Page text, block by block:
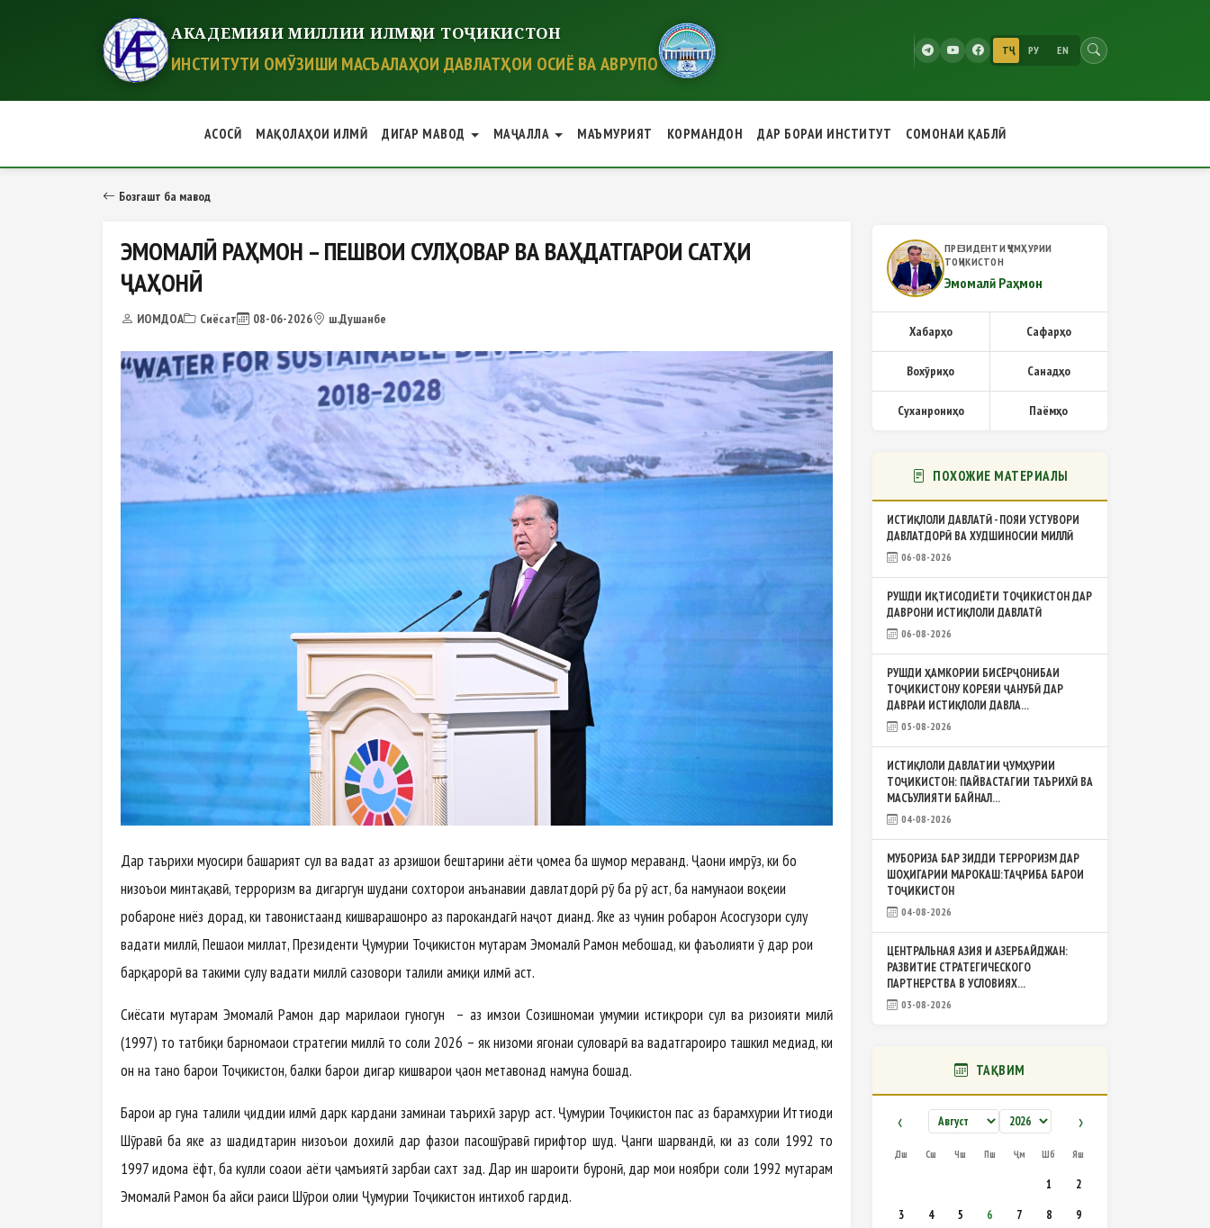
АКАДЕМИЯИ МИЛЛИИ ИЛМҲОИ ТОҶИКИСТОН
ИНСТИТУТИ ОМӮЗИШИ МАСЪАЛАҲОИ ДАВЛАТҲОИ ОСИЁ ВА АВРУПО
ТҶ РУ EN
АСОСӢ МАҚОЛАҲОИ ИЛМӢ ДИГАР МАВОД МАҶАЛЛА МАЪМУРИЯТ КОРМАНДОН ДАР БОРАИ ИНСТИТУТ СОМОНАИ ҚАБЛӢ
ЭМОМАЛӢ РАҲМОН – ПЕШВОИ СУЛҲОВАР ВА ВАҲДАТГАРОИ САТҲИ ҶАҲОНӢ
Бозгашт ба мавод
ЭМОМАЛӢ РАҲМОН – ПЕШВОИ СУЛҲОВАР ВА ВАҲДАТГАРОИ САТҲИ
ҶАҲОНӢ
ИОМДОА Сиёсат 08-06-2026 ш.Душанбе
Дар таърихи муосири башарият сулҳ ва ваҳдат аз арзишҳои бештарини ҳаёти ҷомеа ба шумор мераванд. Ҷаҳони имрӯз, ки бо
низоъҳои минтақавӣ, терроризм ва дигаргун шудани сохторҳои анъанавии давлатдорӣ рӯ ба рӯ аст, ба намунаҳои воқеии
роҳбароне ниёз дорад, ки тавонистаанд кишварашонро аз парокандагӣ наҷот диҳанд. Яке аз чунин роҳбарон Асосгузори сулҳу
ваҳдати миллӣ, Пешаои миллат, Президенти Ҷумҳурии Тоҷикистон муҳтарам Эмомалӣ Раҳмон мебошад, ки фаъолияти ӯ дар роҳи
барқарорӣ ва таҳкими сулҳу ваҳдати миллӣ сазовори таҳлили амиқи илмӣ аст.
Сиёсати муҳтарам Эмомалӣ Раҳмон дар марҳилаҳои гуногун – аз имзои Созишномаи умумии истиқрори сулҳ ва ризоияти милӣ
(1997) то татбиқи барномаҳои стратегии миллӣ то соли 2026 – як низоми ягонаи сулҳоварӣ ва ваҳдатгароиро ташкил медиҳад, ки
он на танҳо барои Тоҷикистон, балки барои дигар кишварҳои ҷаҳон метавонад намуна бошад.
Барои ҳар гуна таҳлили ҷиддии илмӣ дарк кардани заминаи таърихӣ зарур аст. Ҷумҳурии Тоҷикистон пас аз барҳамхурии Иттиҳоди
Шӯравӣ ба яке аз шадидтарин низоъҳои дохилӣ дар фазои пасошӯравӣ гирифтор шуд. Ҷанги шаҳрвандӣ, ки аз соли 1992 то
1997 идома ёфт, ба кулли соҳаҳои ҳаёти ҷамъиятӣ зарбаи сахт зад. Дар ин шароити буҳронӣ, дар моҳи ноябри соли 1992 муҳтарам
Эмомалӣ Раҳмон ба ҳайси раиси Шӯрои олии Ҷумҳурии Тоҷикистон интихоб гардид.
ПРЕЗИДЕНТИ ҶУМҲУРИИ
ТОҶИКИСТОН
Эмомалӣ Раҳмон
Хабарҳо Сафарҳо
Вохӯриҳо Санадҳо
Суханрониҳо Паёмҳо
ПОХОЖИЕ МАТЕРИАЛЫ
ИСТИҚЛОЛИ ДАВЛАТӢ - ПОЯИ УСТУВОРИ
ДАВЛАТДОРӢ ВА ХУДШИНОСИИ МИЛЛӢ
06-08-2026
РУШДИ ИҚТИСОДИЁТИ ТОҶИКИСТОН ДАР
ДАВРОНИ ИСТИҚЛОЛИ ДАВЛАТӢ
06-08-2026
РУШДИ ҲАМКОРИИ БИСЁРҶОНИБАИ
ТОҶИКИСТОНУ КОРЕЯИ ҶАНУБӢ ДАР
ДАВРАИ ИСТИҚЛОЛИ ДАВЛА...
05-08-2026
ИСТИҚЛОЛИ ДАВЛАТИИ ҶУМҲУРИИ
ТОҶИКИСТОН: ПАЙВАСТАГИИ ТАЪРИХӢ ВА
МАСЪУЛИЯТИ БАЙНАЛ...
04-08-2026
МУБОРИЗА БАР ЗИДДИ ТЕРРОРИЗМ ДАР
ШОҲИГАРИИ МАРОКАШ:ТАҶРИБА БАРОИ
ТОҶИКИСТОН
04-08-2026
ЦЕНТРАЛЬНАЯ АЗИЯ И АЗЕРБАЙДЖАН:
РАЗВИТИЕ СТРАТЕГИЧЕСКОГО
ПАРТНЕРСТВА В УСЛОВИЯХ...
03-08-2026
ТАҚВИМ
‹ ›
Дш Сш Чш Пш Ҷм Шб Яш
1
2
3
4 5 6 7 8
9